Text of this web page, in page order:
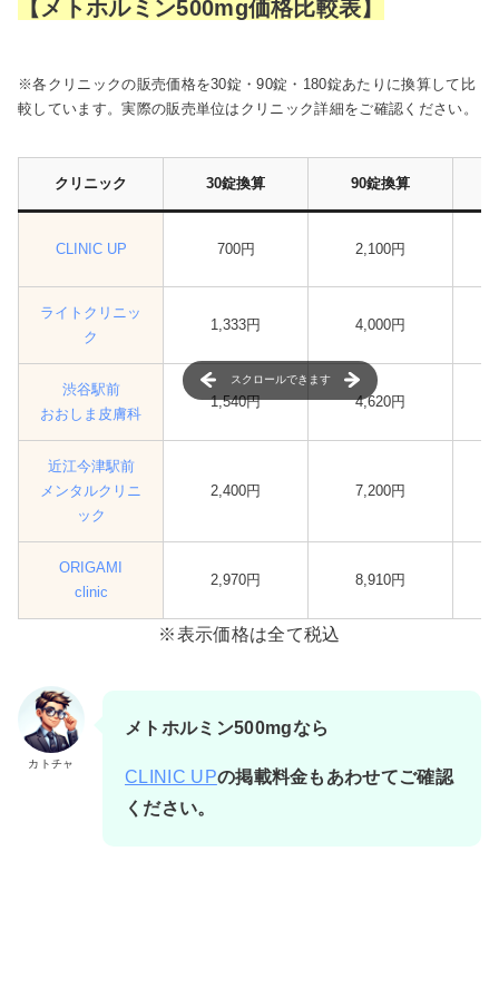
【メトホルミン500mg価格比較表】
※各クリニックの販売価格を30錠・90錠・180錠あたりに換算して比
較しています。実際の販売単位はクリニック詳細をご確認ください。
クリニック 30錠換算 90錠換算
CLINIC UP 700円 2,100円
ライトクリニッ
ク
1,333円 4,000円
渋谷駅前
おおしま皮膚科
1,540円 4,620円
近江今津駅前
メンタルクリニ
ック
2,400円 7,200円
ORIGAMI
clinic
2,970円 8,910円
スクロールできます
※表示価格は全て税込
カトチャ
メトホルミン500mgなら
CLINIC UPの掲載料金もあわせてご確認
ください。